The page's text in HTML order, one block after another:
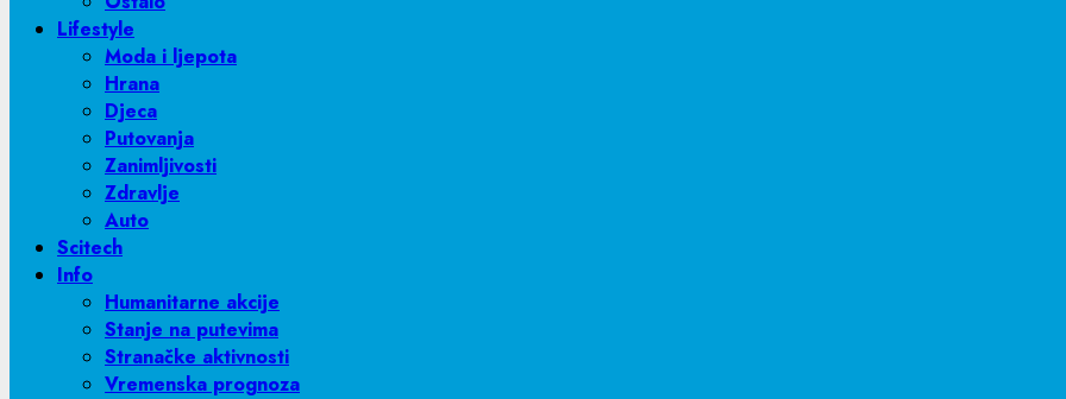
Lifestyle
Moda i ljepota
Hrana
Djeca
Putovanja
Zanimljivosti
Zdravlje
Auto
Scitech
Info
Humanitarne akcije
Stanje na putevima
Stranačke aktivnosti
Vremenska prognoza